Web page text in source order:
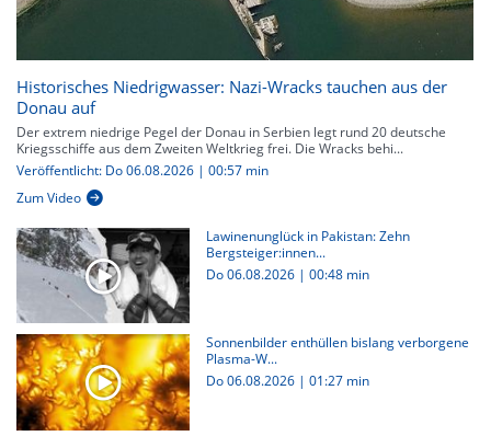
Historisches Niedrigwasser: Nazi-Wracks tauchen aus der
Donau auf
Der extrem niedrige Pegel der Donau in Serbien legt rund 20 deutsche
Kriegsschiffe aus dem Zweiten Weltkrieg frei. Die Wracks behi...
Veröffentlicht: Do 06.08.2026 | 00:57 min
Zum Video
Lawinenunglück in Pakistan: Zehn
Bergsteiger:innen...
Do 06.08.2026 | 00:48 min
Sonnenbilder enthüllen bislang verborgene
Plasma-W...
Do 06.08.2026 | 01:27 min